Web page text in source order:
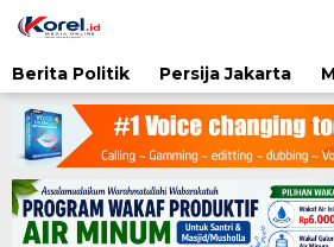
ke
Berita Politik
Persija Jakarta